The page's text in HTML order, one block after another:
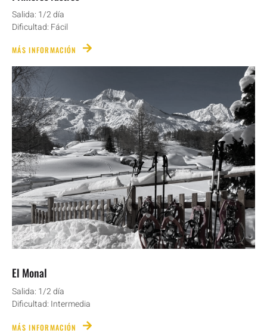
Salida: 1/2 día
Dificultad: Fácil
MÁS INFORMACIÓN
El Monal
Salida: 1/2 día
Dificultad: Intermedia
MÁS INFORMACIÓN